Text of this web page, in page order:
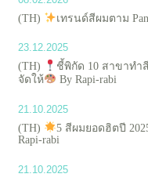
(TH)
เทรนด์สีผมตาม
23.12.2025
(TH)
ชี้พิกัด 10 สาขาทำ
จัดให้
By Rapi-rabi
21.10.2025
(TH)
5 สีผมยอดฮิตปี
Rapi-rabi
21.10.2025